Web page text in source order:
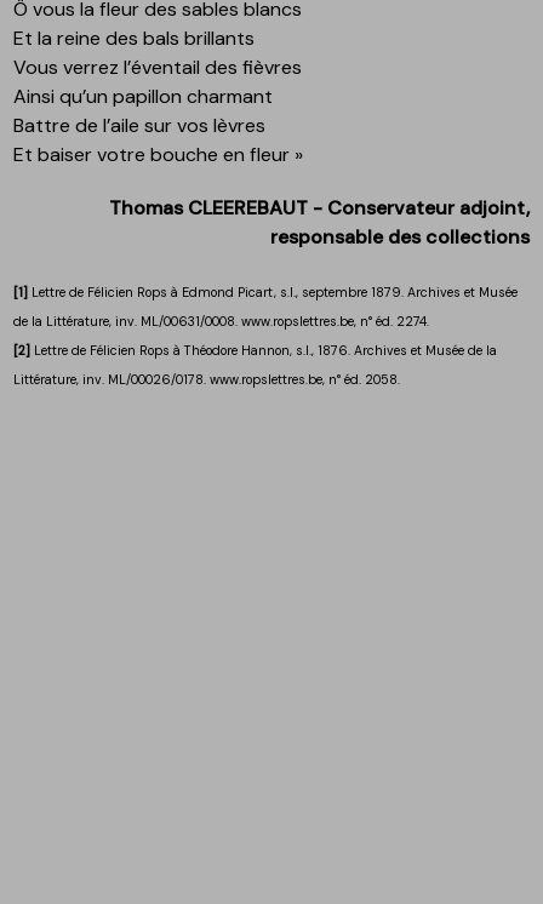
Ô vous la fleur des sables blancs
Et la reine des bals brillants
Vous verrez l’éventail des fièvres
Ainsi qu’un papillon charmant
Battre de l’aile sur vos lèvres
Et baiser votre bouche en fleur »
Thomas CLEEREBAUT - Conservateur adjoint,
responsable des collections
[1] Lettre de Félicien Rops à Edmond Picart, s.l., septembre 1879. Archives et Musée
de la Littérature, inv. ML/00631/0008. www.ropslettres.be, n° éd. 2274.
[2] Lettre de Félicien Rops à Théodore Hannon, s.l., 1876. Archives et Musée de la
Littérature, inv. ML/00026/0178. www.ropslettres.be, n° éd. 2058.